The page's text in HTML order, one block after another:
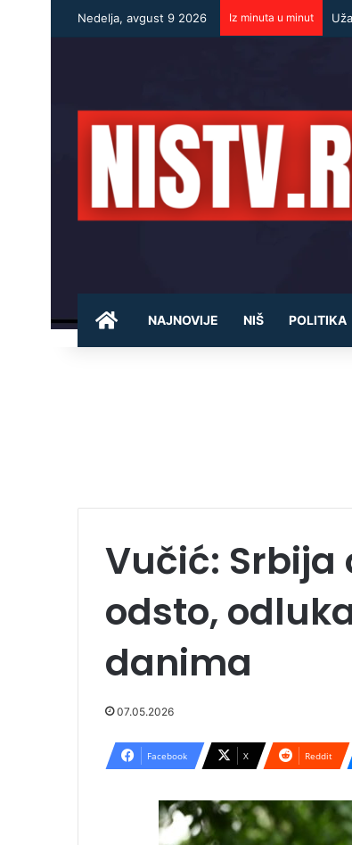
Nedelja, avgust 9 2026 Iz minuta u minut
POČETNA
NAJNOVIJE NIŠ POLITIKA
Vučić: Srbija
odsto,
danima
07.05.2026
Facebook X Reddit